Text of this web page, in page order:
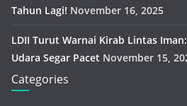
Tahun Lagi! November 16, 2025
LDII Turut Warnai Kirab Lintas
Udara Segar Pacet November 15,
Categories